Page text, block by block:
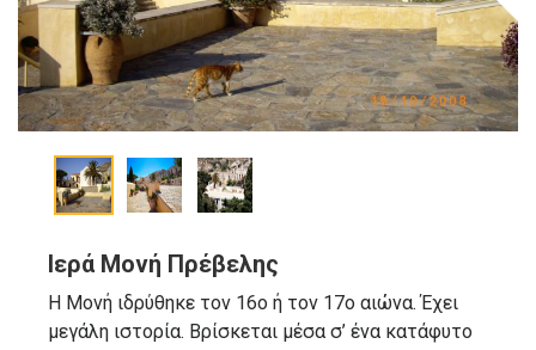
Ιερά Μονή Πρέβελης
Η Μονή ιδρύθηκε τον 16ο ή τον 17ο αιώνα. Έχει
μεγάλη ιστορία. Βρίσκεται μέσα σ’ ένα κατάφυτο